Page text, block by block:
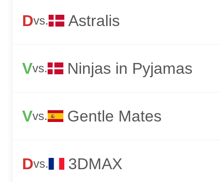
Dvs. Astralis
Vvs. Ninjas in Pyjamas
Vvs. Gentle Mates
Dvs. 3DMAX